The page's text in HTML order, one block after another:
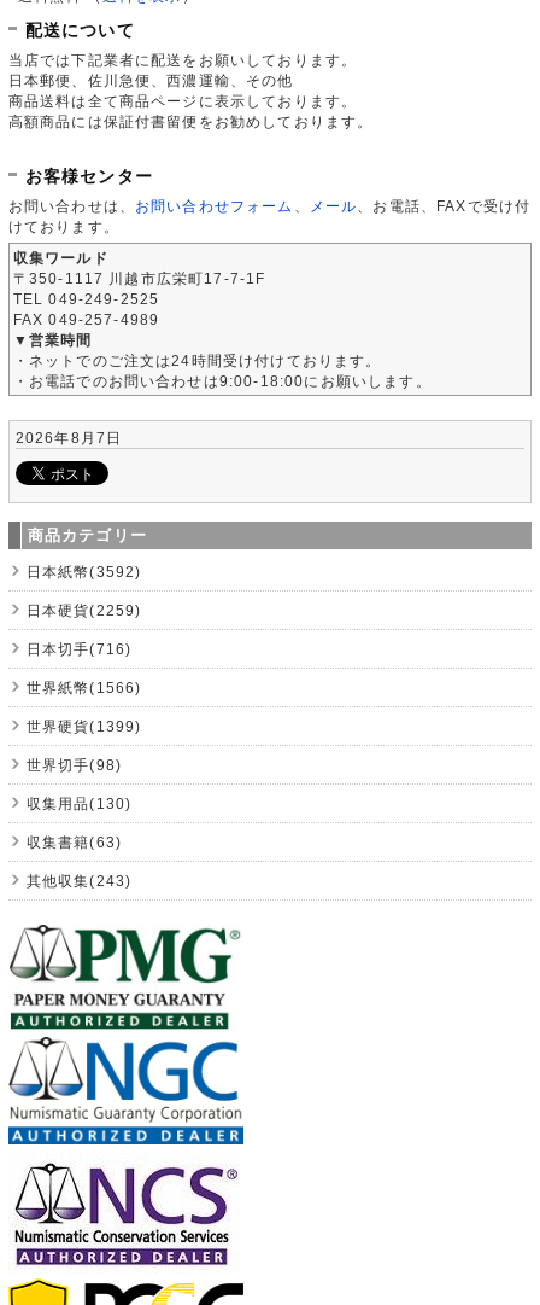
配送について
当店では下記業者に配送をお願いしております。
日本郵便、佐川急便、西濃運輸、その他
商品送料は全て商品ページに表示しております。
高額商品には保証付書留便をお勧めしております。
お客様センター
お問い合わせは、 お問い合わせフォーム メール 、お電話、FAXで受け付
けております。
収集ワールド
〒350-1117 川越市広栄町17-7-1F
TEL 049-249-2525
FAX 049-257-4989
▼営業時間
・ネットでのご注文は24時間受け付けております。
・お電話でのお問い合わせは9:00-18:00にお願いします。
2026年8月7日
商品カテゴリー
日本紙幣(3592)
日本硬貨(2259)
日本切手(716)
世界紙幣(1566)
世界硬貨(1399)
世界切手(98)
収集用品(130)
収集書籍(63)
其他収集(243)